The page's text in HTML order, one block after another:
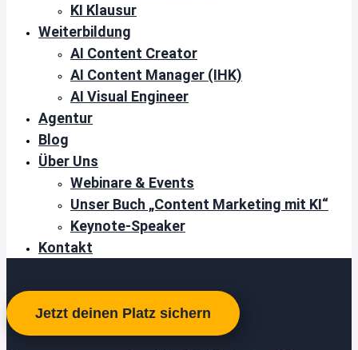
KI Klausur
Weiterbildung
AI Content Creator
AI Content Manager (IHK)
AI Visual Engineer
Agentur
Blog
Über Uns
Webinare & Events
Unser Buch „Content Marketing mit KI“
Keynote-Speaker
Kontakt
Jetzt deinen Platz sichern